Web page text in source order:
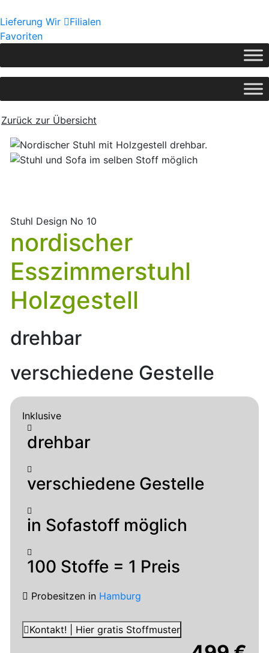
Lieferung Wir
Filialen
Favoriten
Zurück zur Übersicht
Stuhl Design No 10
nordischer
Esszimmerstuhl
Holzgestell
drehbar
verschiedene Gestelle
Inklusive
drehbar
verschiedene Gestelle
in Sofastoff möglich
100 Stoffe = 1 Preis
Probesitzen in Hamburg
Kontakt! | Hier gratis Stoffmuster